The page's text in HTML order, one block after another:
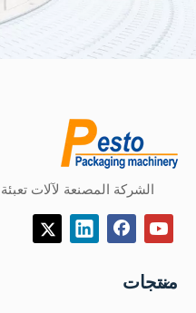
الشركة المصنعة لآلات تعبئة
منتجات